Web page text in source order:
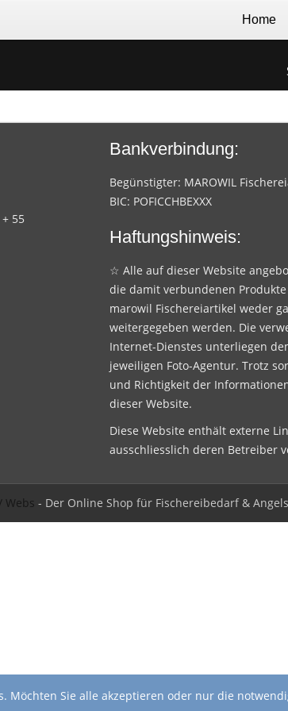
Home
55
Bankverbindung:
Begünstigter: MAROWIL
BIC: POFICCHBEXXX
Haftungshinweis:
☆ Alle auf dieser Website
die damit verbundenen
marowil Fischereiartikel weder
weitergegeben werden. Die
Internet-Dienstes unterliegen
jeweiligen Foto-Agentur. Trotz
und Richtigkeit der
dieser Website.
Diese Website enthält externe
ausschliesslich deren Betreiber
Webs - Der Online Shop für Fischereibedarf &
Möchten Sie alle akzeptieren oder nur die